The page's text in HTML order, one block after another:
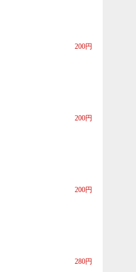
200円
200円
200円
280円